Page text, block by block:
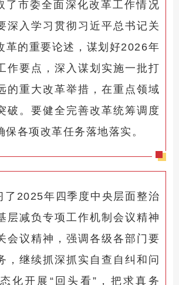
了市委全面深化改革工作情况
深入学习贯彻习近平总书记关
革的重要论述，谋划好2026年
作要点，深入谋划实施一批打
的重大改革举措，在重点领域
破。要健全完善改革统筹调度
保各项改革任务落地落实。
了2025年四季度中央层面整治
层减负专项工作机制会议精神
会议精神，强调各级各部门要
，继续抓深抓实自查自纠和问
化开展“回头看”，把求真务